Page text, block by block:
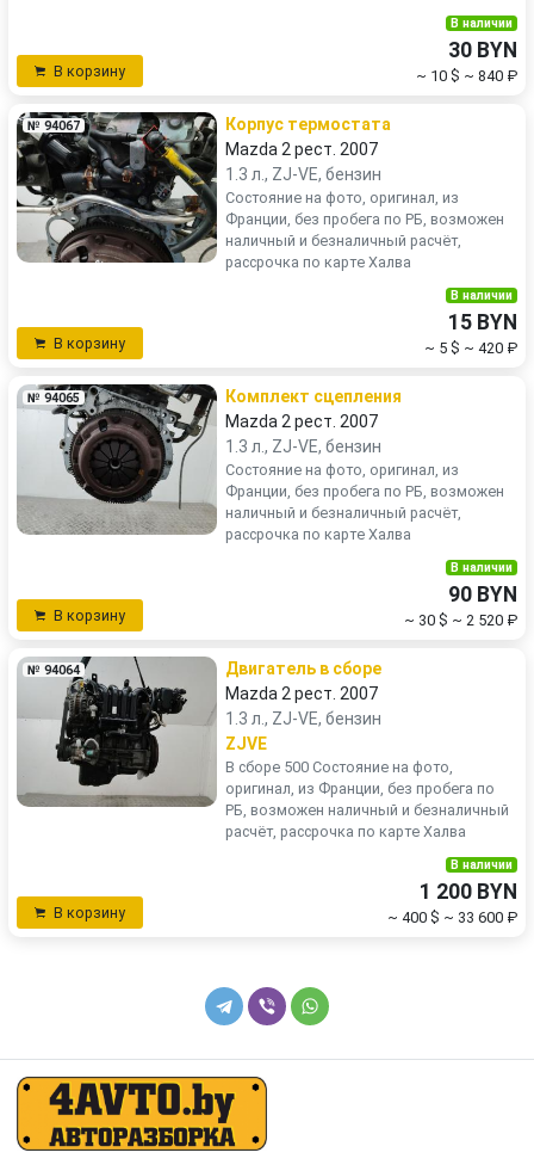
В корзину
В наличии
30 BYN
~ 10 $ ~ 840 ₽
№ 94067
Корпус термостата
Mazda 2 рест. 2007
1.3 л., ZJ-VE, бензин
Состояние на фото, оригинал, из
Франции, без пробега по РБ, возможен
наличный и безналичный расчёт,
рассрочка по карте Халва
В корзину
В наличии
15 BYN
~ 5 $ ~ 420 ₽
№ 94065
Комплект сцепления
Mazda 2 рест. 2007
1.3 л., ZJ-VE, бензин
Состояние на фото, оригинал, из
Франции, без пробега по РБ, возможен
наличный и безналичный расчёт,
рассрочка по карте Халва
В корзину
В наличии
90 BYN
~ 30 $ ~ 2 520 ₽
№ 94064
Двигатель в сборе
Mazda 2 рест. 2007
1.3 л., ZJ-VE, бензин
ZJVE
В сборе 500 Состояние на фото,
оригинал, из Франции, без пробега по
РБ, возможен наличный и безналичный
расчёт, рассрочка по карте Халва
В корзину
В наличии
1 200 BYN
~ 400 $ ~ 33 600 ₽